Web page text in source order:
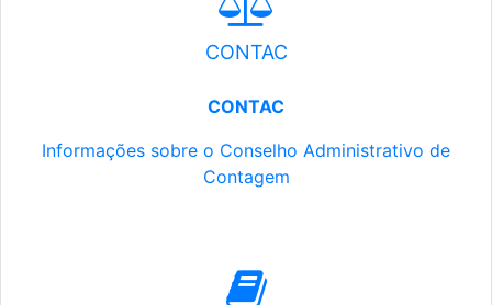
CONTAC
CONTAC
Informações sobre o Conselho Administrativo de
Contagem